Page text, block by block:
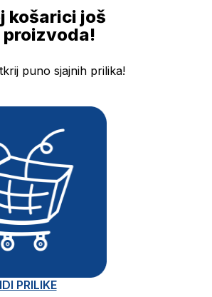
košarici još
proizvoda!
puno sjajnih prilika!
PRILIKE